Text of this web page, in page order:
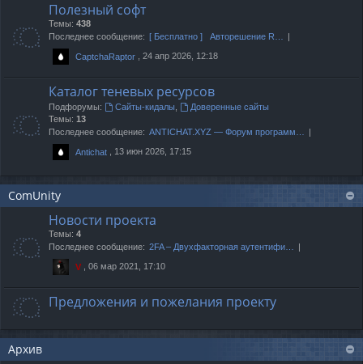
Полезный софт
Темы: 438
Последнее сообщение: [ Бесплатно ] Авторешение R…
CaptchaRaptor , 24 апр 2026, 12:18
Каталог теневых ресурсов
Подфорумы: Сайты-кидалы
Доверенные сайты
Темы: 13
Последнее сообщение: ANTICHAT.XYZ — Форум программ…
Antichat , 13 июн 2026, 17:15
ComUnity
Новости проекта
Темы: 4
Последнее сообщение: 2FA – Двухфакторная аутентифи…
V , 06 мар 2021, 17:10
Предложения и пожелания проекту
Архив